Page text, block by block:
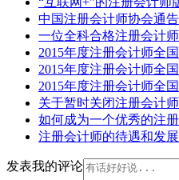
中国注册会计师协会通告
一位全科合格注册会计
2015年度注册会计师全
2015年度注册会计师全
2015年度注册会计师全
关于暂时关闭注册会计
如何成为一个优秀的注
注册会计师的待遇和发
发表我的评论